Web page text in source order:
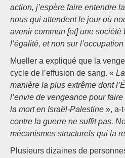
action, j’espère faire entendre
nous qui attendent le jour où
avenir commun [et] une société
l’égalité, et non sur
Mueller a expliqué que la
cycle de l’effusion de sang. «
manière la plus extrême dont
l’envie de vengeance pour
la mort en Israël-Palestine », a-
contre la guerre ne suffit pas.
mécanismes structurels qui la
Plusieurs dizaines de